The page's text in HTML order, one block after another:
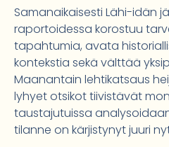
Samanaikaisesti Lähi-idän
raportoidessa korostuu
tapahtumia, avata
kontekstia sekä välttää
Maanantain lehtikatsaus
lyhyet otsikot tiivistävät
taustajutuissa
tilanne on kärjistynyt juuri